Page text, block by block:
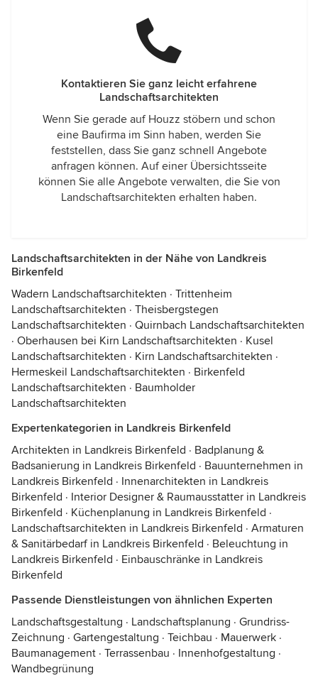
Kontaktieren Sie ganz leicht erfahrene
Landschaftsarchitekten
Wenn Sie gerade auf Houzz stöbern und schon
eine Baufirma im Sinn haben, werden Sie
feststellen, dass Sie ganz schnell Angebote
anfragen können. Auf einer Übersichtsseite
können Sie alle Angebote verwalten, die Sie von
Landschaftsarchitekten erhalten haben.
Landschaftsarchitekten in der Nähe von Landkreis
Birkenfeld
Wadern Landschaftsarchitekten · Trittenheim
Landschaftsarchitekten · Theisbergstegen
Landschaftsarchitekten · Quirnbach Landschaftsarchitekten
· Oberhausen bei Kirn Landschaftsarchitekten · Kusel
Landschaftsarchitekten · Kirn Landschaftsarchitekten ·
Hermeskeil Landschaftsarchitekten · Birkenfeld
Landschaftsarchitekten · Baumholder
Landschaftsarchitekten
Expertenkategorien in Landkreis Birkenfeld
Architekten in Landkreis Birkenfeld · Badplanung &
Badsanierung in Landkreis Birkenfeld · Bauunternehmen in
Landkreis Birkenfeld · Innenarchitekten in Landkreis
Birkenfeld · Interior Designer & Raumausstatter in Landkreis
Birkenfeld · Küchenplanung in Landkreis Birkenfeld ·
Landschaftsarchitekten in Landkreis Birkenfeld · Armaturen
& Sanitärbedarf in Landkreis Birkenfeld · Beleuchtung in
Landkreis Birkenfeld · Einbauschränke in Landkreis
Birkenfeld
Passende Dienstleistungen von ähnlichen Experten
Landschaftsgestaltung · Landschaftsplanung · Grundriss-
Zeichnung · Gartengestaltung · Teichbau · Mauerwerk ·
Baumanagement · Terrassenbau · Innenhofgestaltung ·
Wandbegrünung